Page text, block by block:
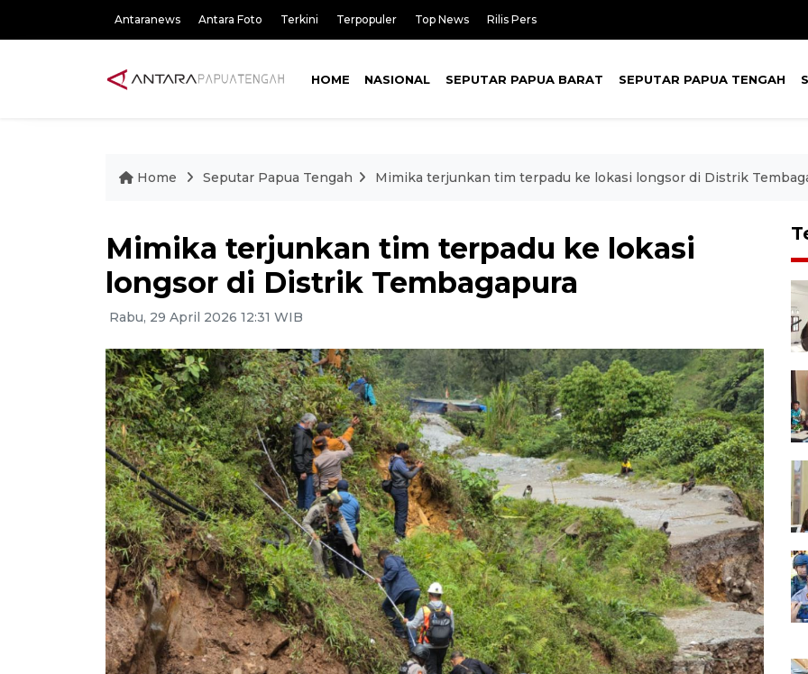
Antaranews Antara Foto Terkini Terpopuler Top News Rilis Pers
HOME NASIONAL SEPUTAR PAPUA BARAT SEPUTAR PAPUA TENGAH
Home Seputar Papua Tengah Mimika terjunkan tim terpadu ke lokasi longsor di Distrik
Mimika terjunkan tim terpadu ke lokasi
longsor di Distrik Tembagapura
Rabu, 29 April 2026 12:31 WIB